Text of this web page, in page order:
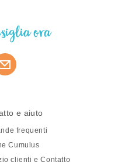
ora
e aiuto
frequenti
Cumulus
clienti e Contatto